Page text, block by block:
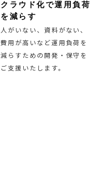
クラウド化で運用負荷
を減らす
人がいない、資料がない、
費用が高いなど運用負荷を
減らすための開発・保守を
ご支援いたします。